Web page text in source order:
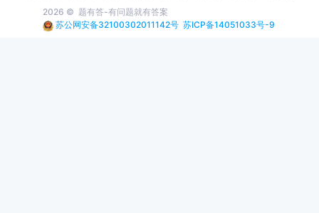
2026 © 题有答-有问题就有答案
苏公网安备32100302011142号 苏ICP备14051033号-9